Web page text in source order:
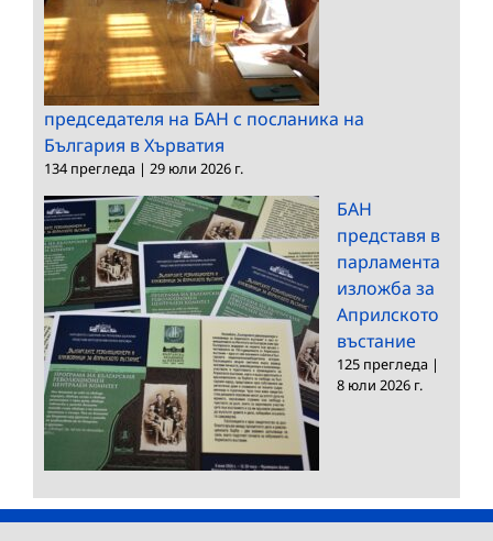
председателя на БАН с посланика на
България в Хърватия
134 прегледа | 29 юли 2026 г.
БАН
представя в
парламента
изложба за
Априлското
въстание
125 прегледа |
8 юли 2026 г.